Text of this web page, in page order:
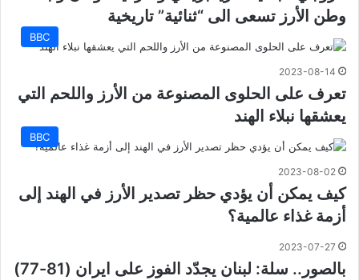
وطن الأرز تسعى الى “ثنائية” تاريخية
BBC
2023-08-14
تعرف على الحلوى المصنوعة من الأرز واللحم التي
يعشقها نبلاء الهند
BBC
2023-08-02
كيف يمكن أن يؤدي حظر تصدير الأرز في الهند إلى
أزمة غذاء عالمية؟
2023-07-27
بالصور.. سلة: لبنان يجدّد الفوز على ايران (81-77)